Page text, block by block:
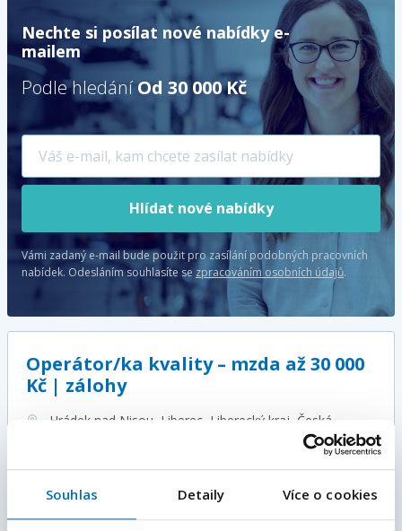
Souhlas Detaily Více o cookies
Nechte si posílat nové nabídky e-
mailem
Podle hledání Od 30 000 Kč
Hlídat nové nabídky
Vámi zadaný e-mail bude použit pro zasílání podobných pracovních
nabídek. Odesláním souhlasíte se zpracováním osobních údajů.
Operátor/ka kvality – mzda až 30 000
Kč | zálohy
Hrádek nad Nisou, Liberec, Liberecký kraj , Česká
30 000 - 32 000
Kč / měsíc
Více informací
E-mailová adresa